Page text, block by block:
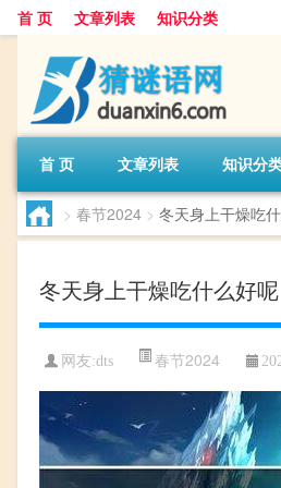
首 页 文章列表 知识分类
首 页 文章列表 知识分
> 春节2024 > 冬天身上干燥吃
冬天身上干燥吃什么好呢
网友:dts 春节2024